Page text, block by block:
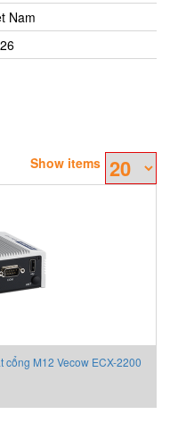
Nam
Show items
M12 Vecow ECX-2200